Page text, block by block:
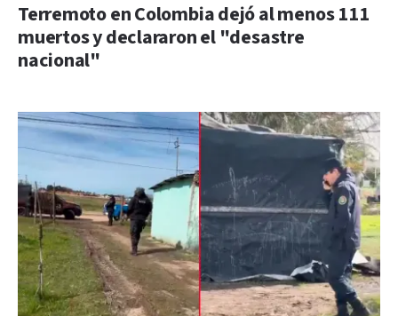
Terremoto en Colombia dejó al menos 111
muertos y declararon el "desastre
nacional"